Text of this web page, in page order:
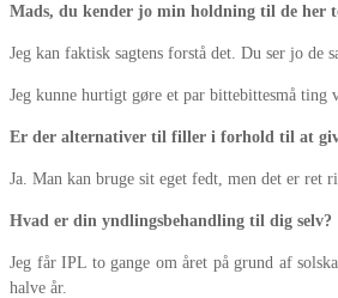
Mads, du kender jo min holdning til de her
Jeg kan faktisk sagtens forstå det. Du ser jo de
Jeg kunne hurtigt gøre et par bittebittesmå
Er der alternativer til filler i forhold til at
Ja. Man kan bruge sit eget fedt, men det er ret
Hvad er din yndlingsbehandling til dig selv?
Jeg får IPL to gange om året på grund af
halve år.